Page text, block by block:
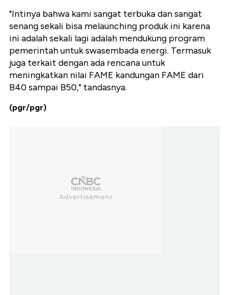
"Intinya bahwa kami sangat terbuka dan sangat
senang sekali bisa melaunching produk ini karena
ini adalah sekali lagi adalah mendukung program
pemerintah untuk swasembada energi. Termasuk
juga terkait dengan ada rencana untuk
meningkatkan nilai FAME kandungan FAME dari
B40 sampai B50," tandasnya.
(pgr/pgr)